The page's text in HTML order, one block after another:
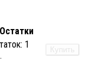
Остатки
1
Купить